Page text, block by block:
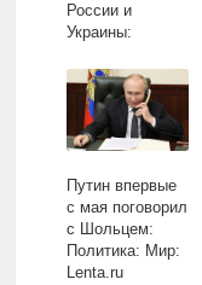
России и
Украины:
Lenta.ru
Путин впервые
с мая поговорил
с Шольцем:
Политика: Мир:
Lenta.ru